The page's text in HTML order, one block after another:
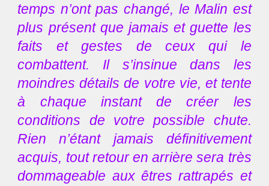
temps n’ont pas changé, le Malin est
plus présent que jamais et guette les
faits et gestes de ceux qui le
combattent. Il s’insinue dans les
moindres détails de votre vie, et tente
à chaque instant de créer les
conditions de votre possible chute.
Rien n’étant jamais définitivement
acquis, tout retour en arrière sera très
dommageable aux êtres rattrapés et